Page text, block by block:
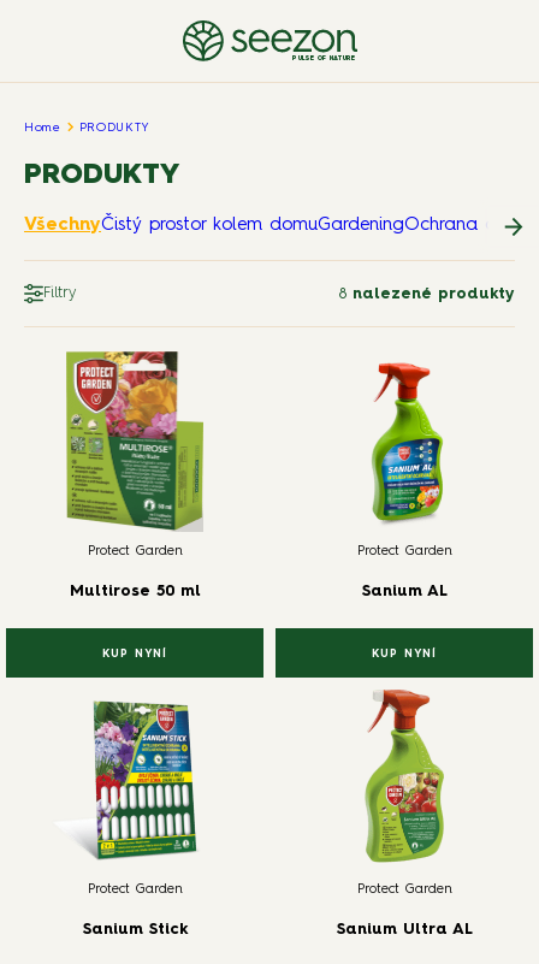
PULSE OF NATURE
Home PRODUKTY
PRODUKTY
VšechnyČistý prostor kolem domuGardeningOchrana
Filtry 8 nalezené produkty
Protect Garden
Multirose 50 ml
KUP NYNÍ
Protect Garden
Sanium AL
KUP NYNÍ
Protect Garden
Sanium Stick
Protect Garden
Sanium Ultra AL